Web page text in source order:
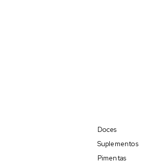
Doces
Suplementos
Pimentas